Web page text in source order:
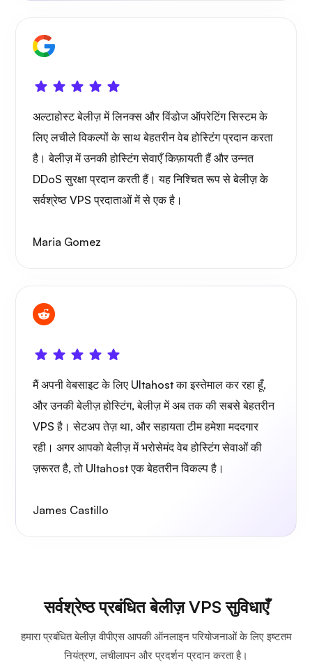
एक्सरे
पोर्टेनेर
अल्टाहोस्ट बेलीज़ में लिनक्स और विंडोज ऑपरेटिंग सिस्टम के
लिए लचीले विकल्पों के साथ बेहतरीन वेब होस्टिंग प्रदान करता
है। बेलीज़ में उनकी होस्टिंग सेवाएँ किफ़ायती हैं और उन्नत
DDoS सुरक्षा प्रदान करती हैं। यह निश्चित रूप से बेलीज़ के
सर्वश्रेष्ठ VPS प्रदाताओं में से एक है।
Maria Gomez
मैं अपनी वेबसाइट के लिए Ultahost का इस्तेमाल कर रहा हूँ,
और उनकी बेलीज़ होस्टिंग, बेलीज़ में अब तक की सबसे बेहतरीन
VPS है। सेटअप तेज़ था, और सहायता टीम हमेशा मददगार
रही। अगर आपको बेलीज़ में भरोसेमंद वेब होस्टिंग सेवाओं की
ज़रूरत है, तो Ultahost एक बेहतरीन विकल्प है।
James Castillo
सर्वश्रेष्ठ प्रबंधित बेलीज़ VPS सुविधाएँ
हमारा प्रबंधित बेलीज़ वीपीएस आपकी ऑनलाइन परियोजनाओं के लिए इष्टतम
नियंत्रण, लचीलापन और प्रदर्शन प्रदान करता है।